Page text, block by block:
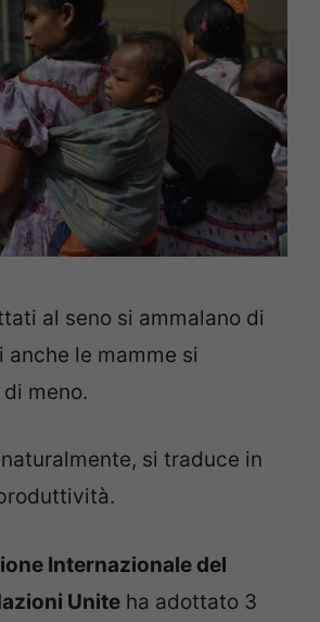
al seno si ammalano di
anche le mamme si
meno.
si traduce in
Internazionale del
Unite ha adottato 3